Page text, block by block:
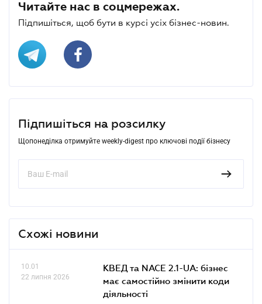
Читайте нас в соцмережах.
Підпишіться, щоб бути в курсі усіх бізнес-новин.
Підпишіться на розсилку
Щопонеділка отримуйте weekly-digest про ключові події бізнесу
Схожі новини
10.01
22 липня 2026
КВЕД та NACE 2.1-UA: бізнес
має самостійно змінити коди
діяльності